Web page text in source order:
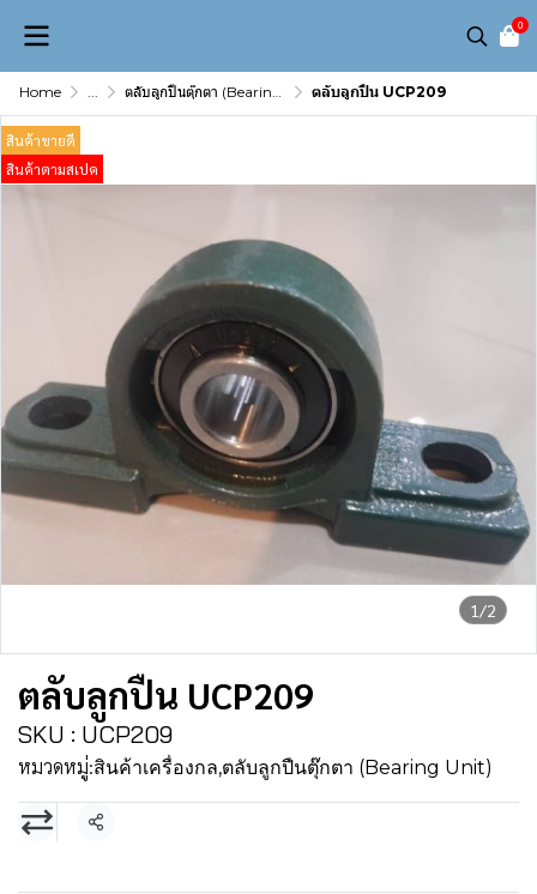
0
Home ... ตลับลูกปืนตุ๊กตา (Bearing Unit) ตลับลูกปืน UCP209
1/2
สินค้าขายดี
สินค้าตามสเปค
ตลับลูกปืน UCP209
SKU : UCP209
หมวดหมู่:สินค้าเครื่องกล,ตลับลูกปืนตุ๊กตา (Bearing Unit)
แชร์